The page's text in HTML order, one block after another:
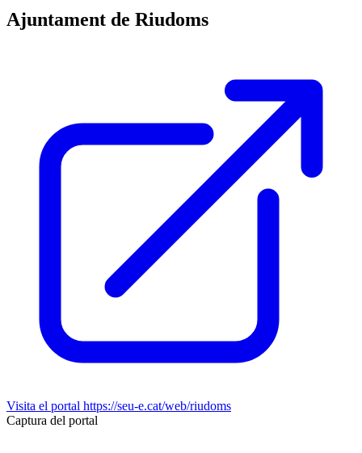
Ajuntament de Riudoms
Visita el portal https://seu-e.cat/web/riudoms
Captura del portal